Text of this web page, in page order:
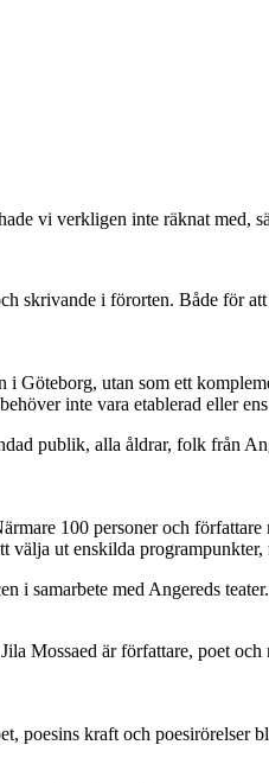
vi verkligen inte räknat med,
skrivande i förorten. Både för
Göteborg, utan som ett
inte vara etablerad eller
publik, alla åldrar, folk från
100 personer och
ut enskilda
i samarbete med Angereds
Mossaed är författare, poet
poesins kraft och